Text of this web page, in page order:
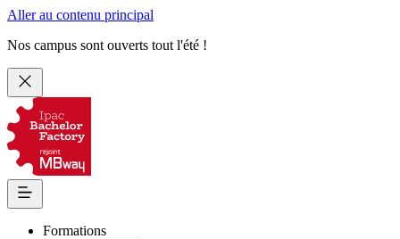
Aller au contenu principal
Nos campus sont ouverts tout l'été !
Formations